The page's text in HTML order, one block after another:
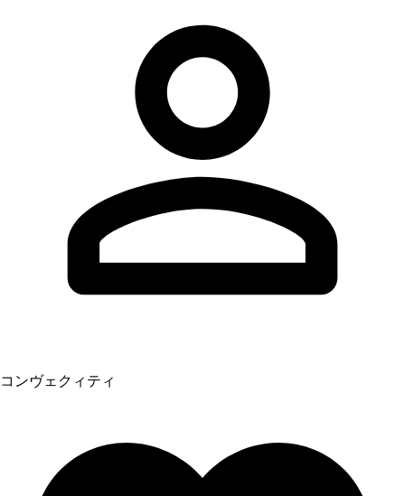
コンヴェクィティ